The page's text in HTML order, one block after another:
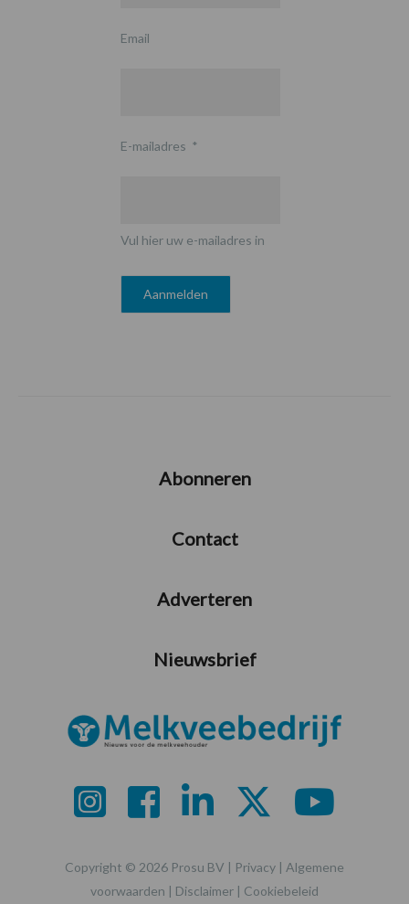
Email
E-mailadres *
Vul hier uw e-mailadres in
Abonneren
Contact
Adverteren
Nieuwsbrief
Copyright © 2026 Prosu BV | Privacy | Algemene
voorwaarden | Disclaimer | Cookiebeleid